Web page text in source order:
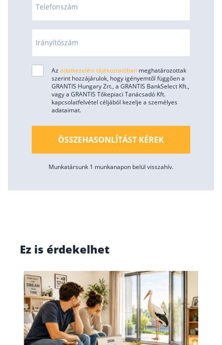
Utasbiztosítás
Lakásbiztosítás útmutató – Hogyan válassz?
Lakásbiztosítás: válaszok az 50 leggyakoribb
kérdésre
Minősített Fogyasztóbarát Otthonbiztosítás
útmutató
Telefonszám
Irányítószám
Az adatkezelési tájékoztatóban meghatározottak
szerint hozzájárulok, hogy igényemtől függően a
GRANTIS Hungary Zrt., a GRANTIS BankSelect Kft.,
vagy a GRANTIS Tőkepiaci Tanácsadó Kft.
kapcsolatfelvétel céljából kezelje a személyes
adataimat.
ÖSSZEHASONLÍTÁST KÉREK
Munkatársunk 1 munkanapon belül visszahív.
Ez is érdekelhet